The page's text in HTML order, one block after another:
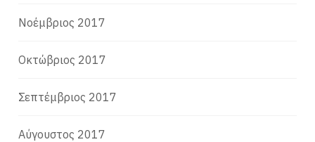
Νοέμβριος 2017
Οκτώβριος 2017
Σεπτέμβριος 2017
Αύγουστος 2017